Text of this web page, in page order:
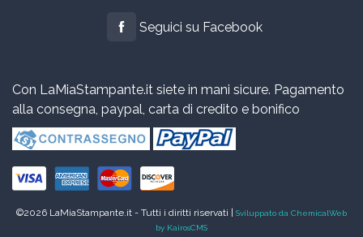
Seguici su Facebook
Con LaMiaStampante.it siete in mani sicure. Pagamento
alla consegna, paypal, carta di credito e bonifico
©2026 LaMiaStampante.it - Tutti i diritti riservati |
Sviluppato da ChemicalWeb
by KairosCMS